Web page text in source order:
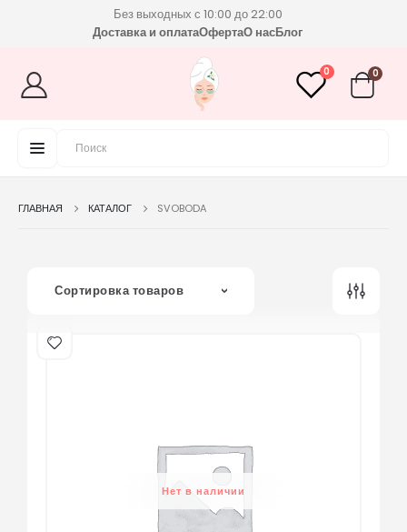
Без выходных с 10:00 до 22:00
Доставка и оплатаОфертаО насБлог
0 0
ГЛАВНАЯ КАТАЛОГ SVOBODA
Сортировка товаров
Нет в наличии